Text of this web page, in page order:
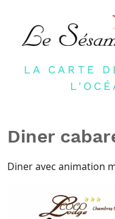
ACCUEIL
BLOG
NEWSLETTER
DEVENIR PARTENAIRE
LA CARTE
Diner
Diner avec animation